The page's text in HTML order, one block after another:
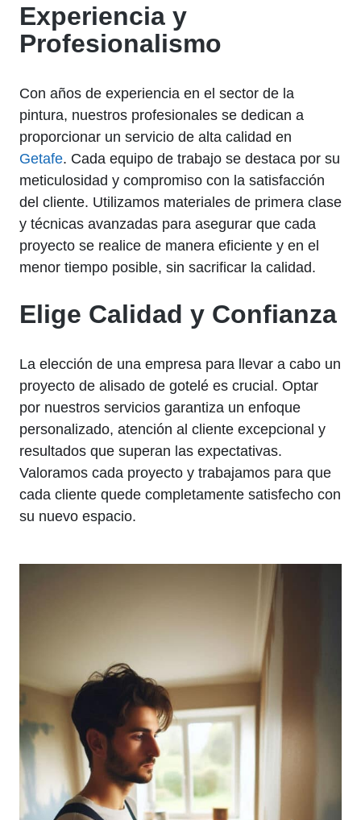
Experiencia y
Profesionalismo
Con años de experiencia en el sector de la
pintura, nuestros profesionales se dedican a
proporcionar un servicio de alta calidad en
Getafe. Cada equipo de trabajo se destaca por su
meticulosidad y compromiso con la satisfacción
del cliente. Utilizamos materiales de primera clase
y técnicas avanzadas para asegurar que cada
proyecto se realice de manera eficiente y en el
menor tiempo posible, sin sacrificar la calidad.
Elige Calidad y Confianza
La elección de una empresa para llevar a cabo un
proyecto de alisado de gotelé es crucial. Optar
por nuestros servicios garantiza un enfoque
personalizado, atención al cliente excepcional y
resultados que superan las expectativas.
Valoramos cada proyecto y trabajamos para que
cada cliente quede completamente satisfecho con
su nuevo espacio.